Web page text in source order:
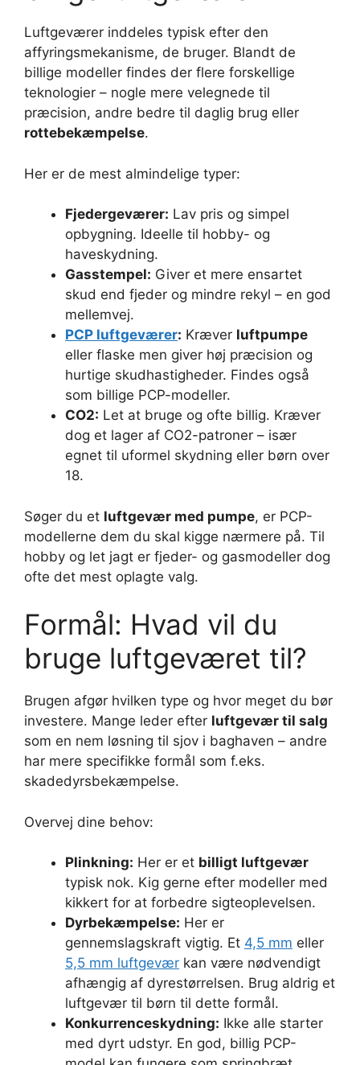
Luftgeværer inddeles typisk efter den
affyringsmekanisme, de bruger. Blandt de
billige modeller findes der flere forskellige
teknologier – nogle mere velegnede til
præcision, andre bedre til daglig brug eller
rottebekæmpelse.
Her er de mest almindelige typer:
Fjedergeværer: Lav pris og simpel
opbygning. Ideelle til hobby- og
haveskydning.
Gasstempel: Giver et mere ensartet
skud end fjeder og mindre rekyl – en god
mellemvej.
PCP luftgeværer: Kræver luftpumpe
eller flaske men giver høj præcision og
hurtige skudhastigheder. Findes også
som billige PCP-modeller.
CO2: Let at bruge og ofte billig. Kræver
dog et lager af CO2-patroner – især
egnet til uformel skydning eller børn over
18.
Søger du et luftgevær med pumpe, er PCP-
modellerne dem du skal kigge nærmere på. Til
hobby og let jagt er fjeder- og gasmodeller dog
ofte det mest oplagte valg.
Formål: Hvad vil du
bruge luftgeværet til?
Brugen afgør hvilken type og hvor meget du bør
investere. Mange leder efter luftgevær til salg
som en nem løsning til sjov i baghaven – andre
har mere specifikke formål som f.eks.
skadedyrsbekæmpelse.
Overvej dine behov:
Plinkning: Her er et billigt luftgevær
typisk nok. Kig gerne efter modeller med
kikkert for at forbedre sigteoplevelsen.
Dyrbekæmpelse: Her er
gennemslagskraft vigtig. Et 4,5 mm eller
5,5 mm luftgevær kan være nødvendigt
afhængig af dyrestørrelsen. Brug aldrig et
luftgevær til børn til dette formål.
Konkurrenceskydning: Ikke alle starter
med dyrt udstyr. En god, billig PCP-